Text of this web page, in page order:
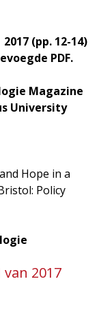
(pp. 12-14)
PDF.
Magazine
University
Hope in a
Policy
2017